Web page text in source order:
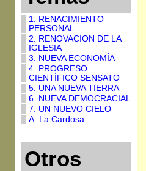
1. RENACIMIENTO
PERSONAL
2. RENOVACION DE LA
IGLESIA
3. NUEVA ECONOMÍA
4. PROGRESO
CIENTÍFICO SENSATO
5. UNA NUEVA TIERRA
6. NUEVA DEMOCRACIAL
7. UN NUEVO CIELO
A. La Cardosa
Otros